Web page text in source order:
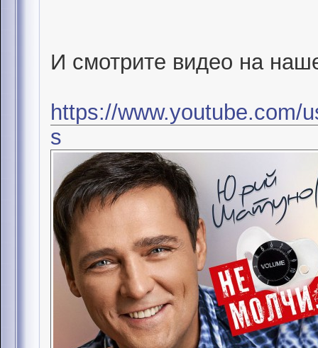
И смотрите видео на
https://www.youtube.com/
s